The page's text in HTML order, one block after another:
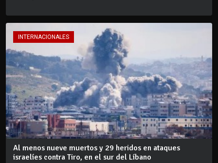
INTERNACIONALES
Al menos nueve muertos y 29 heridos en ataques
israelíes contra Tiro, en el sur del Líbano